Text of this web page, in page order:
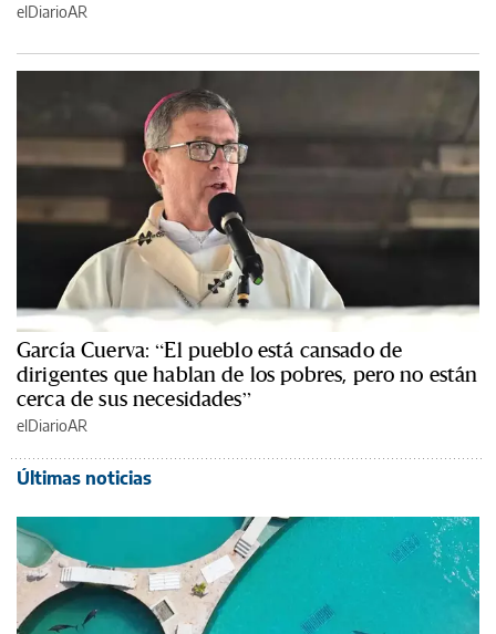
elDiarioAR
García Cuerva: “El pueblo está cansado de
dirigentes que hablan de los pobres, pero no están
cerca de sus necesidades”
elDiarioAR
Últimas noticias